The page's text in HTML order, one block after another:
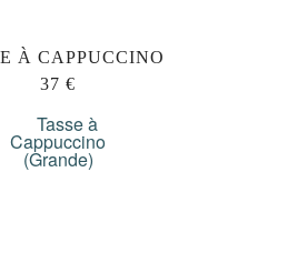
À CAPPUCCINO
37 €